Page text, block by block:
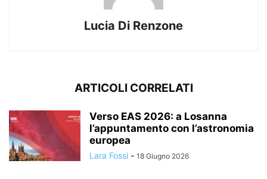
Lucia Di Renzone
ARTICOLI CORRELATI
Verso EAS 2026: a Losanna
l’appuntamento con l’astronomia
europea
Lara Fossi - 18 Giugno 2026